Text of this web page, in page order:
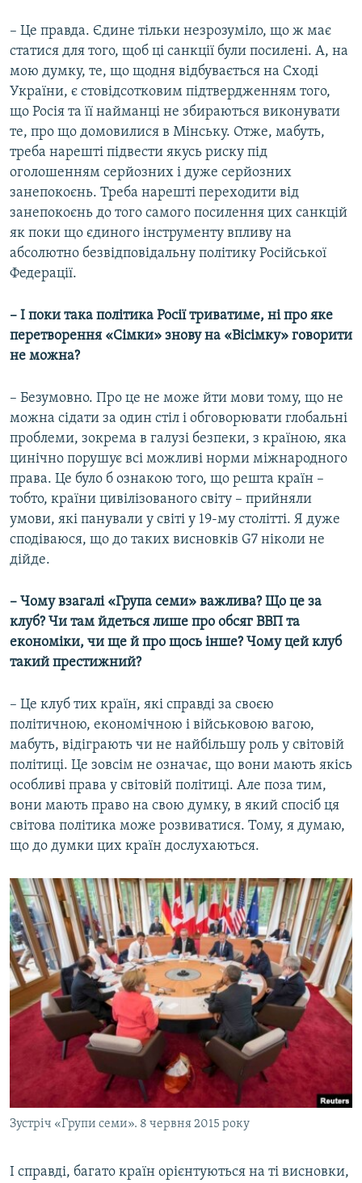
– Це правда. Єдине тільки незрозуміло, що ж має
статися для того, щоб ці санкції були посилені. А, на
мою думку, те, що щодня відбувається на Сході
України, є стовідсотковим підтвердженням того,
що Росія та її найманці не збираються виконувати
те, про що домовилися в Мінську. Отже, мабуть,
треба нарешті підвести якусь риску під
оголошенням серйозних і дуже серйозних
занепокоєнь. Треба нарешті переходити від
занепокоєнь до того самого посилення цих санкцій
як поки що єдиного інструменту впливу на
абсолютно безвідповідальну політику Російської
Федерації.
– І поки така політика Росії триватиме, ні про яке
перетворення «Сімки» знову на «Вісімку» говорити
не можна?
– Безумовно. Про це не може йти мови тому, що не
можна сідати за один стіл і обговорювати глобальні
проблеми, зокрема в галузі безпеки, з країною, яка
цинічно порушує всі можливі норми міжнародного
права. Це було б ознакою того, що решта країн –
тобто, країни цивілізованого світу – прийняли
умови, які панували у світі у 19-му столітті. Я дуже
сподіваюся, що до таких висновків G7 ніколи не
дійде.
– Чому взагалі «Група семи» важлива? Що це за
клуб? Чи там йдеться лише про обсяг ВВП та
економіки, чи ще й про щось інше? Чому цей клуб
такий престижний?
– Це клуб тих країн, які справді за своєю
політичною, економічною і військовою вагою,
мабуть, відіграють чи не найбільшу роль у світовій
політиці. Це зовсім не означає, що вони мають якісь
особливі права у світовій політиці. Але поза тим,
вони мають право на свою думку, в який спосіб ця
світова політика може розвиватися. Тому, я думаю,
що до думки цих країн дослухаються.
Зустріч «Групи семи». 8 червня 2015 року
І справді, багато країн орієнтуються на ті висновки,